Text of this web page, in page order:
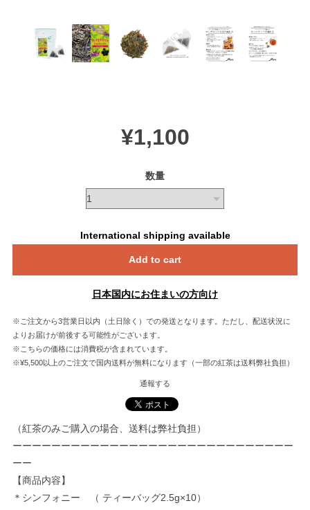
¥1,100
数量
International shipping available
Add to cart
日本国内にお住まいの方向け
※ご注文から3営業日以内（土日除く）での発送となります。ただし、配送状況に
よりお届けが前後する可能性がございます。
※こちらの価格には消費税が含まれています。
※¥5,500以上のご注文で国内送料が無料になります（一部の紅茶は送料弊社負担）
通報する
（紅茶のみご購入の場合、送料は弊社負担）
ーーーーーーーーーーーーーーーーーーーーーーーーーーーーー
ーー
【商品内容】
＊シンフォニー （ ティーバッグ2.5g×10）